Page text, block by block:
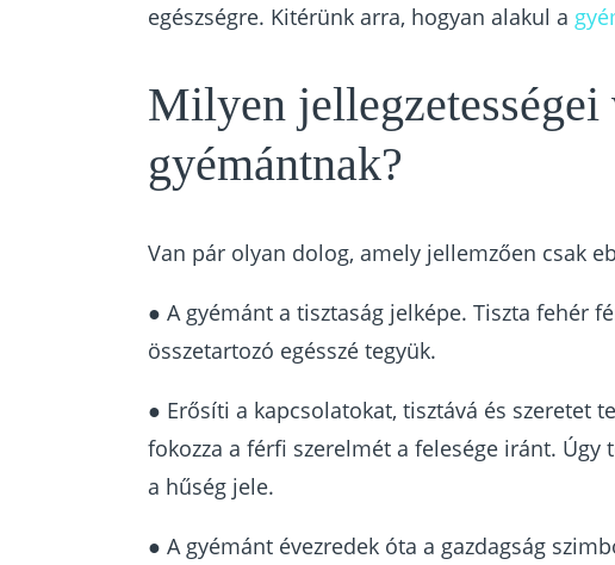
egészségre. Kitérünk arra, hogyan alakul a
Milyen jellegzetességei
gyémántnak?
Van pár olyan dolog, amely jellemzően csak
● A gyémánt a tisztaság jelképe. Tiszta fehér
összetartozó egésszé tegyük.
● Erősíti a kapcsolatokat, tisztává és szeretet
fokozza a férfi szerelmét a felesége iránt.
a hűség jele.
● A gyémánt évezredek óta a gazdagság